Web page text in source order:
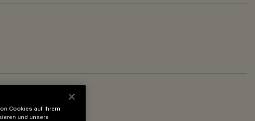
Cookies auf Ihrem
und unsere